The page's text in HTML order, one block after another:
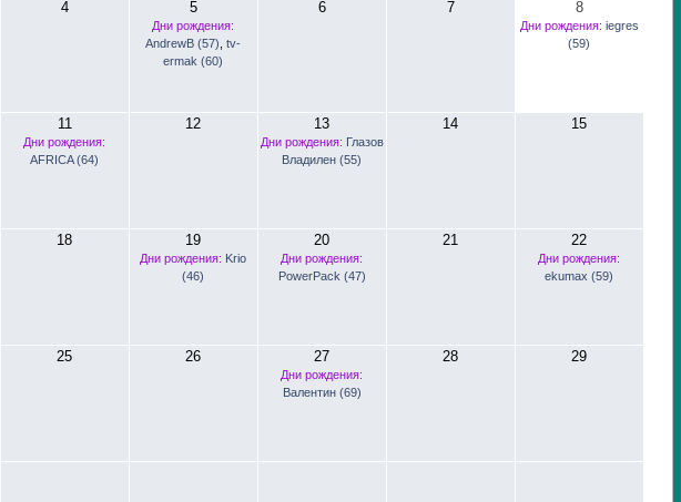
4 5
Дни рождения:
AndrewB (57) ,tv-
ermak (60)
6 7 8
Дни рождения: iegres
(59)
11
Дни рождения:
AFRICA (64)
12 13
Дни рождения: Глазов
Владилен (55)
14 15
18 19
Дни рождения: Krio
(46)
20
Дни рождения:
PowerPack (47)
21 22
Дни рождения:
ekumax (59)
25 26 27
Дни рождения:
Валентин (69)
28 29